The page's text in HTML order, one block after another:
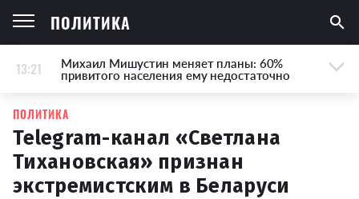
ПОЛИТИКА
13:21 Михаил Мишустин меняет планы: 60%
привитого населения ему недостаточно
ПОЛИТИКА
Telegram-канал «Светлана
Тихановская» признан
экстремистским в Беларуси